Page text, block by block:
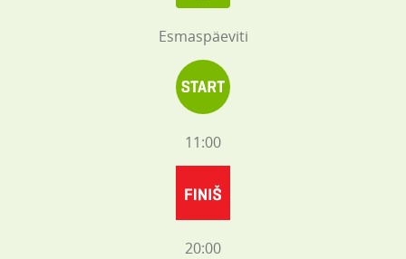
Esmaspäeviti
11:00
20:00